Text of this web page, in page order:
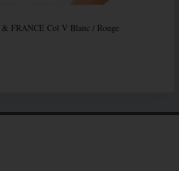
FRANCE Col V Blanc / Rouge